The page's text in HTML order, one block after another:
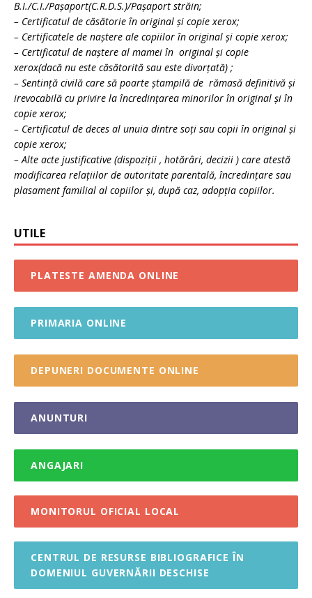
B.I./C.I./Paşaport(C.R.D.S.)/Paşaport străin;
– Certificatul de căsătorie în original şi copie xerox;
– Certificatele de naştere ale copiilor în original şi copie xerox;
– Certificatul de naştere al mamei în original şi copie
xerox(dacă nu este căsătorită sau este divorţată) ;
– Sentinţă civilă care să poarte ştampilă de rămasă definitivă şi
irevocabilă cu privire la încredinţarea minorilor în original şi în
copie xerox;
– Certificatul de deces al unuia dintre soţi sau copii în original şi
copie xerox;
– Alte acte justificative (dispoziţii , hotărâri, decizii ) care atestă
modificarea relaţiilor de autoritate parentală, încredinţare sau
plasament familial al copiilor şi, după caz, adopţia copiilor.
UTILE
PLATESTE AMENDA ONLINE
PRIMARIA ONLINE
DEPUNERI DOCUMENTE ONLINE
ANUNTURI
ANGAJARI
MONITORUL OFICIAL LOCAL
CENTRUL DE RESURSE BIBLIOGRAFICE ÎN
DOMENIUL GUVERNĂRII DESCHISE